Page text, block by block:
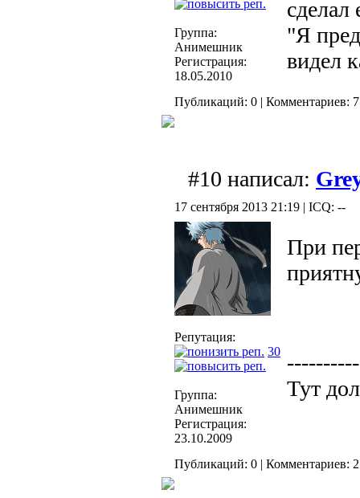
Группа:
Анимешник
Регистрация:
18.05.2010
сделал
"Я
видел
Публикаций: 0 | Комментариев:
#10 написал:
17 сентября 2013 21:19 | ICQ: --
Репутация:
30
Группа:
Анимешник
Регистрация:
23.10.2009
При
Тут
Публикаций: 0 | Комментариев: